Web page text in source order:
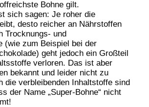
Bohne gilt.
sich sagen: Je roher die
desto reicher an Nährstoffen
Trocknungs- und
(wie zum Beispiel bei der
geht jedoch ein Großteil
verloren. Das ist aber
bekannt und leider nicht zu
die verbleibenden Inhaltstoffe sind
der Name „Super-Bohne“ nicht